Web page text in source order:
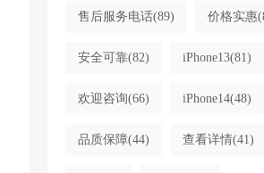
售后服务电话(89) 价格实惠
安全可靠(82) iPhone13(81)
欢迎咨询(66) iPhone14(48)
品质保障(44) 查看详情(41)